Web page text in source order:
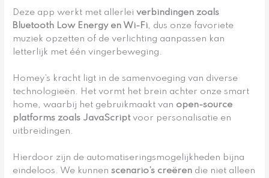
Deze app werkt met allerleiverbindingen zoals
Bluetooth Low Energy en Wi-Fi, dus onze favoriete
muziek opzetten of de verlichting aanpassen kan
letterlijk met één vingerbeweging.
Homey’s kracht ligt in de samenvoeging van diverse
technologieën. Het vormt het brein achter onze smart
home, waarbij het gebruikmaakt van open-source
platforms zoals JavaScriptvoor personalisatie en
uitbreidingen.
Hierdoor zijn de automatiseringsmogelijkheden bijna
eindeloos. We kunnenscenario’s creëren die niet alleen